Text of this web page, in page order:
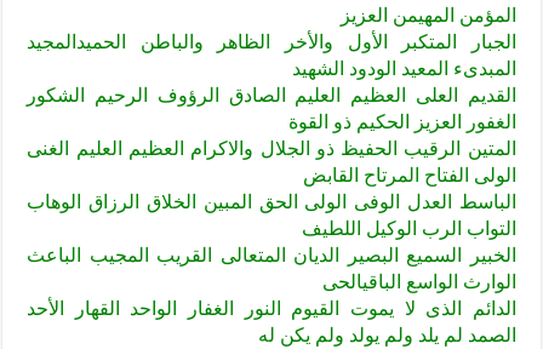
المؤمن المهیمن العزیز
الجبار المتکبر الأول والأخر الظاهر والباطن الحمیدالمجید
المبدیء المعید الودود الشهید
القدیم العلی العظیم العلیم الصادق الرؤوف الرحیم الشکور
الغفور العزیز الحکیم ذو القوة
المتین الرقیب الحفیظ ذو الجلال والاکرام العظیم العلیم الغنی
الولی الفتاح المرتاح القابض
الباسط العدل الوفی الولی الحق المبین الخلاق الرزاق الوهاب
التواب الرب الوکیل اللطیف
الخبیر السمیع البصیر الدیان المتعالی القریب المجیب الباعث
الوارث الواسع الباقیالحی
الدائم الذی لا یموت القیوم النور الغفار الواحد القهار الأحد
الصمد لم یلد ولم یولد ولم یکن له